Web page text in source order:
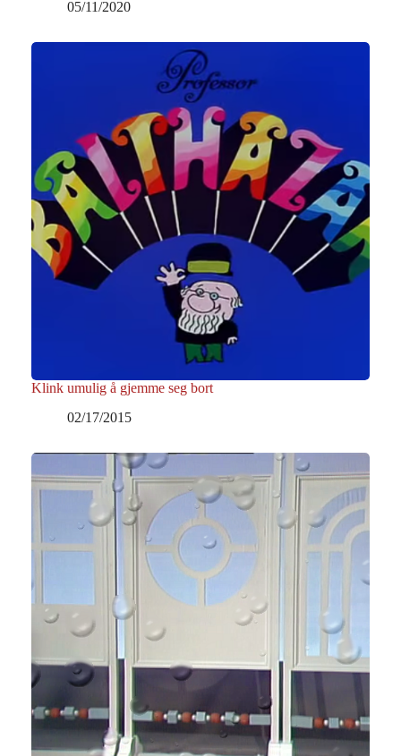
05/11/2020
Klink umulig å gjemme seg bort
02/17/2015